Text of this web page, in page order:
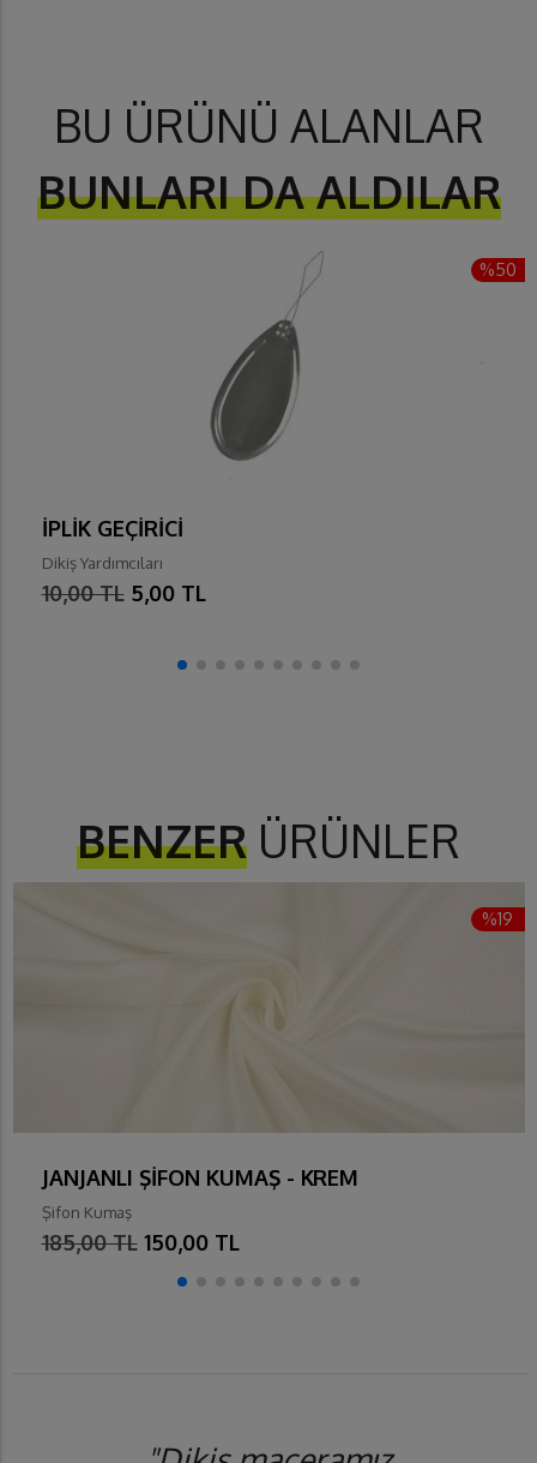
BU ÜRÜNÜ ALANLAR
BUNLARI DA ALDILAR
%50
İPLİK GEÇİRİCİ
Dikiş Yardımcıları
10,00 TL 5,00 TL
BENZER ÜRÜNLER
%19
JANJANLI ŞİFON KUMAŞ - KREM
Şifon Kumaş
185,00 TL 150,00 TL